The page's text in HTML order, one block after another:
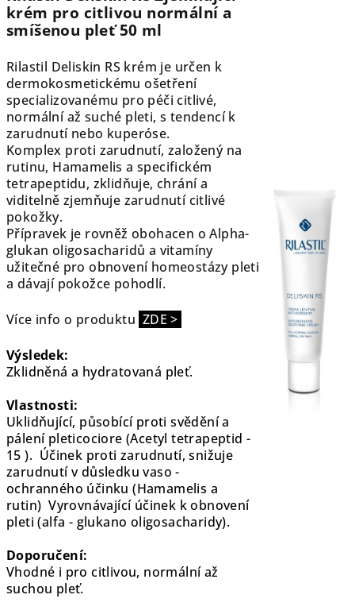
krém pro citlivou normální a
smíšenou pleť 50 ml
Rilastil Deliskin RS krém je určen k
dermokosmetickému ošetření
specializovanému pro péči citlivé,
normální až suché pleti, s tendencí k
zarudnutí nebo kuperóse.
Komplex proti zarudnutí, založený na
rutinu, Hamamelis a specifickém
tetrapeptidu, zklidňuje, chrání a
viditelně zjemňuje zarudnutí citlivé
pokožky.
Přípravek je rovněž obohacen o Alpha-
glukan oligosacharidů a vitamíny
užitečné pro obnovení homeostázy pleti
a dávají pokožce pohodlí.
Více info o produktu ZDE >
Výsledek:
Zklidněná a hydratovaná pleť.
Vlastnosti:
Uklidňující, působící proti svědění a
pálení pleticociore (Acetyl tetrapeptid -
15 ). Účinek proti zarudnutí, snižuje
zarudnutí v důsledku vaso -
ochranného účinku (Hamamelis a
rutin) Vyrovnávající účinek k obnovení
pleti (alfa - glukano oligosacharidy).
Doporučení:
Vhodné i pro citlivou, normální až
suchou pleť.